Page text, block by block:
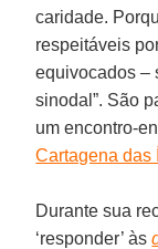
caridade.
respeitáveis
equivocados –
sinodal”. São
um encontro-
Cartagena das
Durante sua
‘responder’ às